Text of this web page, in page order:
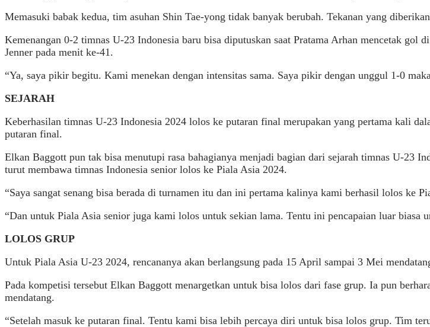
Memasuki babak kedua, tim asuhan Shin Tae-yong tidak banyak berubah. Tekanan yang
Kemenangan 0-2 timnas U-23 Indonesia baru bisa diputuskan saat Pratama Arhan mencetak
Jenner pada menit ke-41.
“Ya, saya pikir begitu. Kami menekan dengan intensitas sama. Saya pikir dengan unggul 1-0
SEJARAH
Keberhasilan timnas U-23 Indonesia 2024 lolos ke putaran final merupakan yang pertama kali
putaran final.
Elkan Baggott pun tak bisa menutupi rasa bahagianya menjadi bagian dari sejarah timnas U-23
turut membawa timnas Indonesia senior lolos ke Piala Asia 2024.
“Saya sangat senang bisa berada di turnamen itu dan ini pertama kalinya kami berhasil lolos ke
“Dan untuk Piala Asia senior juga kami lolos untuk sekian lama. Tentu ini pencapaian luar biasa
LOLOS GRUP
Untuk Piala Asia U-23 2024, rencananya akan berlangsung pada 15 April sampai 3 Mei
Pada kompetisi tersebut Elkan Baggott menargetkan untuk bisa lolos dari fase grup. Ia pun
mendatang.
“Setelah masuk ke putaran final. Tentu kami bisa lebih percaya diri untuk bisa lolos grup. Tim